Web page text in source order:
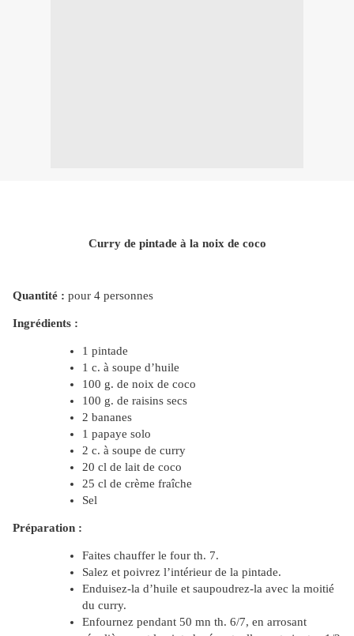
Curry de pintade à la noix de coco
Quantité : pour 4 personnes
Ingrédients :
1 pintade
1 c. à soupe d’huile
100 g. de noix de coco
100 g. de raisins secs
2 bananes
1 papaye solo
2 c. à soupe de curry
20 cl de lait de coco
25 cl de crème fraîche
Sel
Préparation :
Faites chauffer le four th. 7.
Salez et poivrez l’intérieur de la pintade.
Enduisez-la d’huile et saupoudrez-la avec la moitié
du curry.
Enfournez pendant 50 mn th. 6/7, en arrosant